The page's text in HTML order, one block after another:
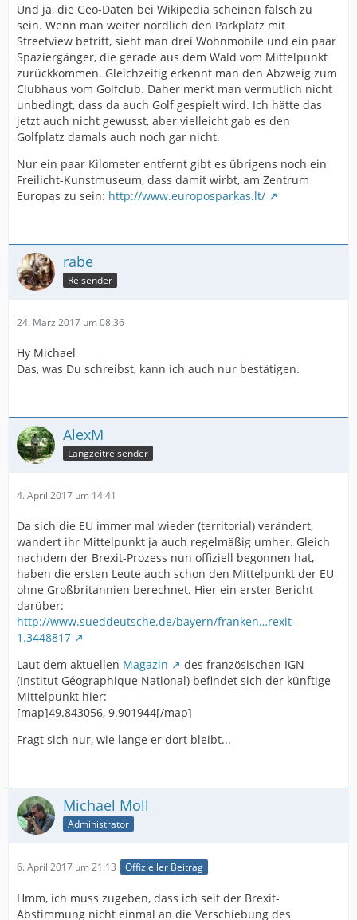
Und ja, die Geo-Daten bei Wikipedia scheinen falsch zu
sein. Wenn man weiter nördlich den Parkplatz mit
Streetview betritt, sieht man drei Wohnmobile und ein paar
Spaziergänger, die gerade aus dem Wald vom Mittelpunkt
zurückkommen. Gleichzeitig erkennt man den Abzweig zum
Clubhaus vom Golfclub. Daher merkt man vermutlich nicht
unbedingt, dass da auch Golf gespielt wird. Ich hätte das
jetzt auch nicht gewusst, aber vielleicht gab es den
Golfplatz damals auch noch gar nicht.
Nur ein paar Kilometer entfernt gibt es übrigens noch ein
Freilicht-Kunstmuseum, dass damit wirbt, am Zentrum
Europas zu sein: http://www.europosparkas.lt/
rabe
Reisender
24. März 2017 um 08:36
Hy Michael
Das, was Du schreibst, kann ich auch nur bestätigen.
AlexM
Langzeitreisender
4. April 2017 um 14:41
Da sich die EU immer mal wieder (territorial) verändert,
wandert ihr Mittelpunkt ja auch regelmäßig umher. Gleich
nachdem der Brexit-Prozess nun offiziell begonnen hat,
haben die ersten Leute auch schon den Mittelpunkt der EU
ohne Großbritannien berechnet. Hier ein erster Bericht
darüber:
http://www.sueddeutsche.de/bayern/franken…rexit-
1.3448817
Laut dem aktuellen Magazin
des französischen IGN
(Institut Géographique National) befindet sich der künftige
Mittelpunkt hier:
[map]49.843056, 9.901944[/map]
Fragt sich nur, wie lange er dort bleibt...
Michael Moll
Administrator
6. April 2017 um 21:13 Offizieller Beitrag
Hmm, ich muss zugeben, dass ich seit der Brexit-
Abstimmung nicht einmal an die Verschiebung des